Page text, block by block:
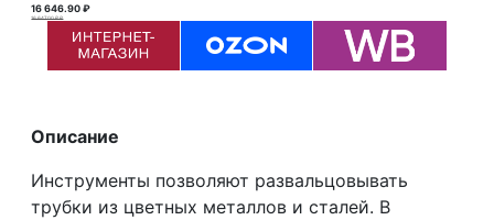
16 646.90 ₽
16 647.00 ₽ ₽
Описание
Инструменты позволяют развальцовывать
трубки из цветных металлов и сталей. В